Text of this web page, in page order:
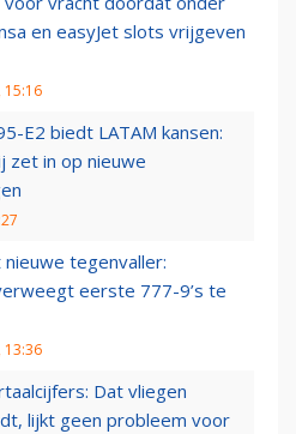
en easyJet slots vrijgeven
15:16
E2 biedt LATAM kansen:
zet in op nieuwe
tegenvaller:
eerste 777-9’s te
13:36
Dat vliegen
lijkt geen probleem voor